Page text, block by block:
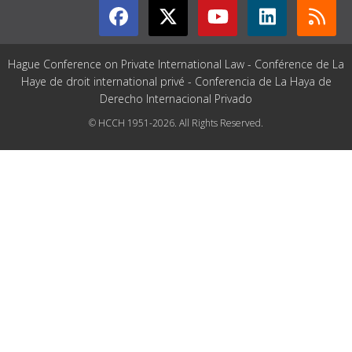
Hague Conference on Private International Law - Conférence de La
Haye de droit international privé - Conferencia de La Haya de
Derecho Internacional Privado
© HCCH 1951-2026. All Rights Reserved.